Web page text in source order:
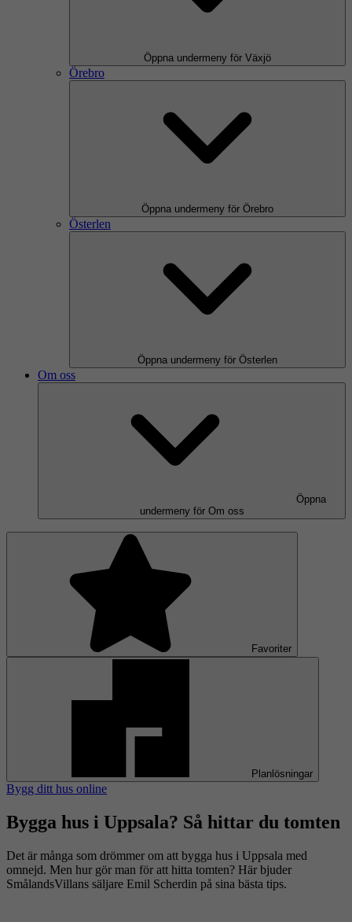
Öppna undermeny för Växjö
Örebro
Öppna undermeny för Örebro
Österlen
Öppna undermeny för Österlen
Om oss
Öppna
undermeny för Om oss
Favoriter
Planlösningar
Bygg ditt hus online
Bygga hus i Uppsala? Så hittar du tomten
Det är många som drömmer om att bygga hus i Uppsala med
omnejd. Men hur gör man för att hitta tomten? Här bjuder
SmålandsVillans säljare Emil Scherdin på sina bästa tips.